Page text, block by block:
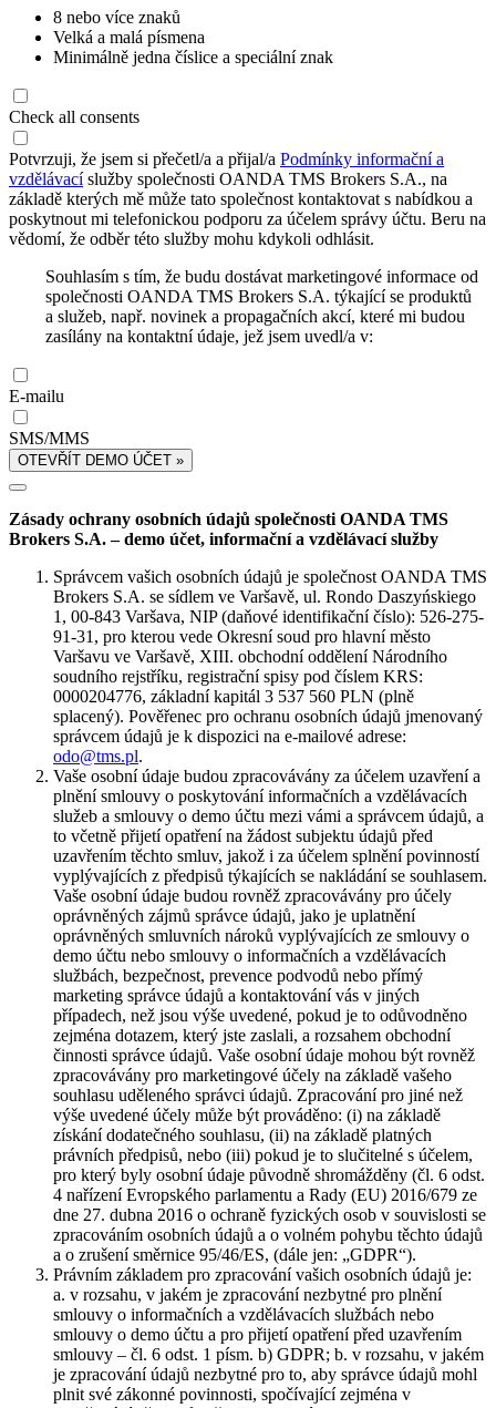
8 nebo více znaků
Velká a malá písmena
Minimálně jedna číslice a speciální znak
Check all consents
Potvrzuji, že jsem si přečetl/a a přijal/a Podmínky informační a
vzdělávacíslužby společnosti OANDA TMS Brokers S.A., na
základě kterých mě může tato společnost kontaktovat s nabídkou a
poskytnout mi telefonickou podporu za účelem správy účtu. Beru na
vědomí, že odběr této služby mohu kdykoli odhlásit.
Souhlasím s tím, že budu dostávat marketingové informace od
společnosti OANDA TMS Brokers S.A. týkající se produktů
a služeb, např. novinek a propagačních akcí, které mi budou
zasílány na kontaktní údaje, jež jsem uvedl/a v:
E-mailu
SMS/MMS
OTEVŘÍT DEMO ÚČET »
Zásady ochrany osobních údajů společnosti OANDA TMS
Brokers S.A. – demo účet, informační a vzdělávací služby
Správcem vašich osobních údajů je společnost OANDA TMS
Brokers S.A. se sídlem ve Varšavě, ul. Rondo Daszyńskiego
1, 00-843 Varšava, NIP (daňové identifikační číslo): 526-275-
91-31, pro kterou vede Okresní soud pro hlavní město
Varšavu ve Varšavě, XIII. obchodní oddělení Národního
soudního rejstříku, registrační spisy pod číslem KRS:
0000204776, základní kapitál 3 537 560 PLN (plně
splacený). Pověřenec pro ochranu osobních údajů jmenovaný
správcem údajů je k dispozici na e-mailové adrese:
odo@tms.pl.
Vaše osobní údaje budou zpracovávány za účelem uzavření a
plnění smlouvy o poskytování informačních a vzdělávacích
služeb a smlouvy o demo účtu mezi vámi a správcem údajů, a
to včetně přijetí opatření na žádost subjektu údajů před
uzavřením těchto smluv, jakož i za účelem splnění povinností
vyplývajících z předpisů týkajících se nakládání se souhlasem.
Vaše osobní údaje budou rovněž zpracovávány pro účely
oprávněných zájmů správce údajů, jako je uplatnění
oprávněných smluvních nároků vyplývajících ze smlouvy o
demo účtu nebo smlouvy o informačních a vzdělávacích
službách, bezpečnost, prevence podvodů nebo přímý
marketing správce údajů a kontaktování vás v jiných
případech, než jsou výše uvedené, pokud je to odůvodněno
zejména dotazem, který jste zaslali, a rozsahem obchodní
činnosti správce údajů. Vaše osobní údaje mohou být rovněž
zpracovávány pro marketingové účely na základě vašeho
souhlasu uděleného správci údajů. Zpracování pro jiné než
výše uvedené účely může být prováděno: (i) na základě
získání dodatečného souhlasu, (ii) na základě platných
právních předpisů, nebo (iii) pokud je to slučitelné s účelem,
pro který byly osobní údaje původně shromážděny (čl. 6 odst.
4 nařízení Evropského parlamentu a Rady (EU) 2016/679 ze
dne 27. dubna 2016 o ochraně fyzických osob v souvislosti se
zpracováním osobních údajů a o volném pohybu těchto údajů
a o zrušení směrnice 95/46/ES, (dále jen: „GDPR“).
Právním základem pro zpracování vašich osobních údajů je:
a. v rozsahu, v jakém je zpracování nezbytné pro plnění
smlouvy o informačních a vzdělávacích službách nebo
smlouvy o demo účtu a pro přijetí opatření před uzavřením
smlouvy – čl. 6 odst. 1 písm. b) GDPR; b. v rozsahu, v jakém
je zpracování údajů nezbytné pro to, aby správce údajů mohl
plnit své zákonné povinnosti, spočívající zejména v